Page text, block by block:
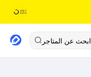
ابحث عن المتاجر